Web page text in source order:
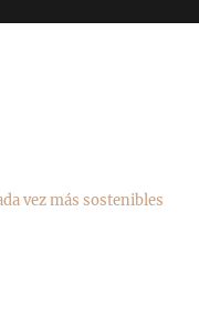
vez más sostenibles